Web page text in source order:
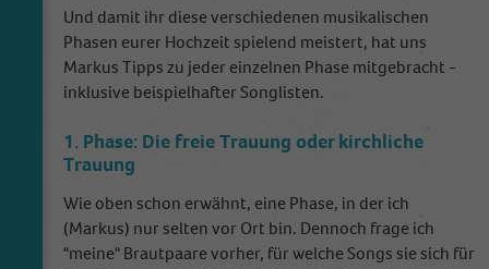
Und damit ihr diese verschiedenen musikalischen
Phasen eurer Hochzeit spielend meistert, hat uns
Markus Tipps zu jeder einzelnen Phase mitgebracht -
inklusive beispielhafter Songlisten.
1. Phase: Die freie Trauung oder kirchliche
Trauung
Wie oben schon erwähnt, eine Phase, in der ich
(Markus) nur selten vor Ort bin. Dennoch frage ich
"meine" Brautpaare vorher, für welche Songs sie sich für